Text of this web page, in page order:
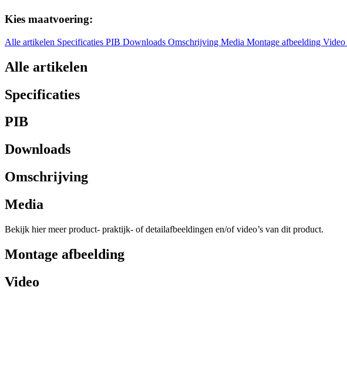
Kies maatvoering:
Alle artikelen Specificaties PIB Downloads Omschrijving Media Montage afbeelding Video
Alle artikelen
Specificaties
PIB
Downloads
Omschrijving
Media
Bekijk hier meer product- praktijk- of detailafbeeldingen en/of video’s van dit product.
Montage afbeelding
Video